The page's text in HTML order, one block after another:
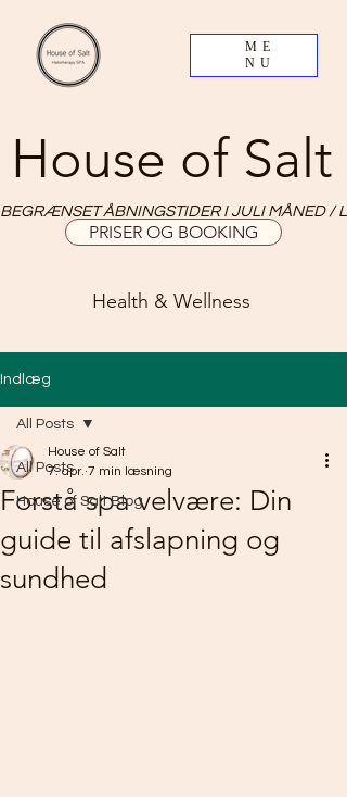
ME
NU
House of Salt
Health & Wellness
PRISER OG BOOKING
BEGRÆNSET ÅBNINGSTIDER I JULI MÅNED /
Indlæg
All Posts
House of Salt Blog
All Posts
Forstå spa velvære: Din
guide til afslapning og
sundhed
House of Salt
7. apr. 7 min læsning